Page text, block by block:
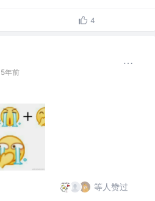
4
5年前
等人赞过